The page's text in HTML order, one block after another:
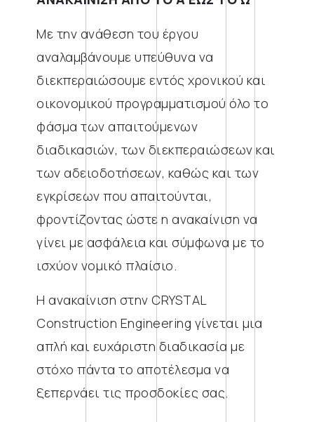
Με την ανάθεση του έργου
αναλαμβάνουμε υπεύθυνα να
διεκπεραιώσουμε εντός χρονικού και
οικονομικού προγραμματισμού όλο το
φάσμα των απαιτούμενων
διαδικασιών, των διεκπεραιώσεων και
των αδειοδοτήσεων, καθώς και των
εγκρίσεων που απαιτούνται,
φροντίζοντας ώστε η ανακαίνιση να
γίνει με ασφάλεια και σύμφωνα με το
ισχύον νομικό πλαίσιο.
Η ανακαίνιση στην CRYSTAL
Construction Engineering γίνεται μια
απλή και ευχάριστη διαδικασία με
στόχο πάντα το αποτέλεσμα να
ξεπερνάει τις προσδοκίες σας.